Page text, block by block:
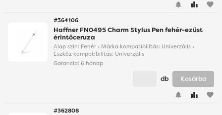
favorite
#364106
Haffner FN0495 Charm Stylus Pen fehér-ezüst
érintőceruza
Alap szín: Fehér • Márka kompatibilitás: Univerzális •
Eszköz kompatibilitás: Univerzális
Garancia: 6 hónap
favorite
db Kosárba
#362808